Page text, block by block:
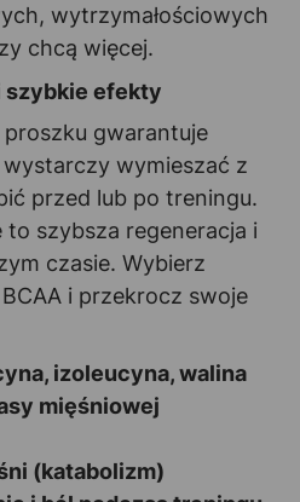
wytrzymałościowych
chcą więcej.
szybkie efekty
gwarantuje
wystarczy wymieszać z
przed lub po treningu.
to szybsza regeneracja i
czasie. Wybierz
BCAA i przekrocz swoje
izoleucyna, walina
mięśniowej
(katabolizm)